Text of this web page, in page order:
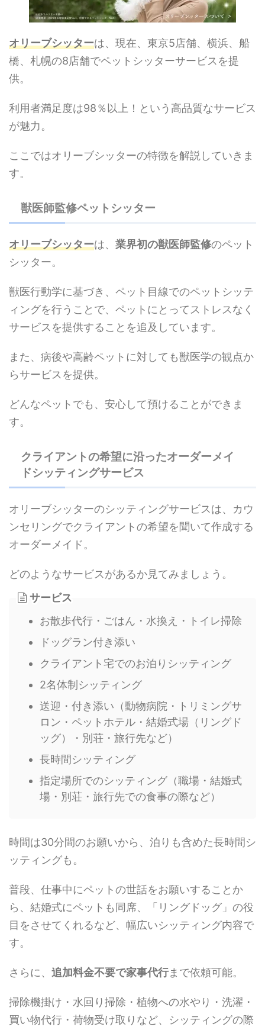
オリーブシッターは、現在、東京5店舗、横浜、船
橋、札幌の8店舗でペットシッターサービスを提
供。
利用者満足度は98％以上！という高品質なサービス
が魅力。
ここではオリーブシッターの特徴を解説していきま
す。
獣医師監修ペットシッター
オリーブシッターは、 業界初の獣医師監修のペット
シッター。
獣医行動学に基づき、ペット目線でのペットシッテ
ィングを行うことで、ペットにとってストレスなく
サービスを提供することを追及しています。
また、病後や高齢ペットに対しても獣医学の観点か
らサービスを提供。
どんなペットでも、安心して預けることができま
す。
クライアントの希望に沿ったオーダーメイ
ドシッティングサービス
オリーブシッターのシッティングサービスは、カウ
ンセリングでクライアントの希望を聞いて作成する
オーダーメイド。
どのようなサービスがあるか見てみましょう。
サービス
お散歩代行・ごはん・水換え・トイレ掃除
ドッグラン付き添い
クライアント宅でのお泊りシッティング
2名体制シッティング
送迎・付き添い（動物病院・トリミングサ
ロン・ペットホテル・結婚式場（リングド
ッグ）・別荘・旅行先など）
長時間シッティング
指定場所でのシッティング（職場・結婚式
場・別荘・旅行先での食事の際など）
時間は30分間のお願いから、泊りも含めた長時間シ
ッティングも。
普段、仕事中にペットの世話をお願いすることか
ら、結婚式にペットも同席、「リングドッグ」の役
目をさせてくれるなど、幅広いシッティング内容で
す。
さらに、 追加料金不要で家事代行まで依頼可能。
掃除機掛け・水回り掃除・植物への水やり・洗濯・
買い物代行・荷物受け取りなど、シッティングの際